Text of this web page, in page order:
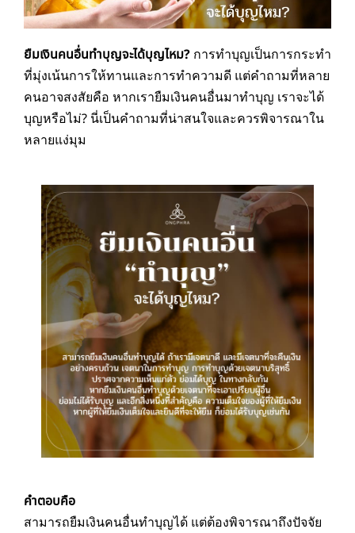
ยืมเงินคนอื่นทำบุญจะได้บุญไหม? การทำบุญเป็นการกระทำ
ที่มุ่งเน้นการให้ทานและการทำความดี แต่คำถามที่หลาย
คนอาจสงสัยคือ หากเรายืมเงินคนอื่นมาทำบุญ เราจะได้
บุญหรือไม่? นี่เป็นคำถามที่น่าสนใจและควรพิจารณาใน
หลายแง่มุม
คำตอบคือ
สามารถยืมเงินคนอื่นทำบุญได้ แต่ต้องพิจารณาถึงปัจจัย